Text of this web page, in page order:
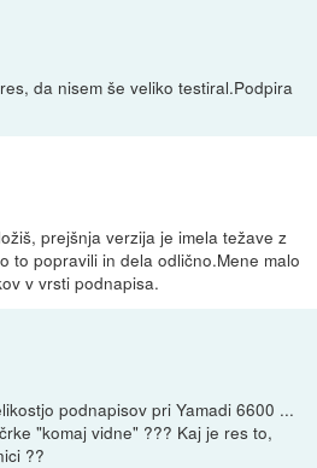
da nisem še veliko testiral.Podpira
prejšnja verzija je imela težave z
to popravili in dela odlično.Mene malo
v vrsti podnapisa.
podnapisov pri Yamadi 6600 ...
"komaj vidne" ??? Kaj je res to,
??